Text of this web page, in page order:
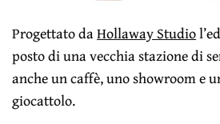
Progettato daHollaway Studio
posto di una vecchia stazione di
anche un caffè, uno showroom e
giocattolo.